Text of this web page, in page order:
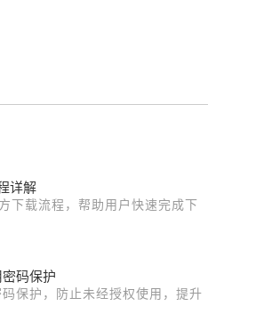
详解
下载流程，帮助用户快速完成下
码保护
保护，防止未经授权使用，提升